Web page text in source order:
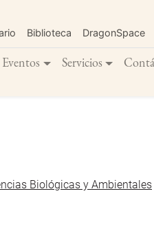
Biblioteca DragonSpace
Eventos Servicios
Biológicas y Ambientales